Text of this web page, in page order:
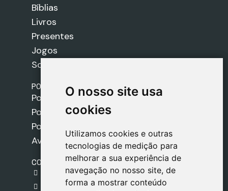
O nosso site usa
cookies
Utilizamos cookies e outras
tecnologias de medição para
melhorar a sua experiência de
navegação no nosso site, de
forma a mostrar conteúdo
O nosso site usa
cookies
Utilizamos cookies e outras
tecnologias de medição para
melhorar a sua experiência de
navegação no nosso site, de
forma a mostrar conteúdo
Bíblias
Livros
Presentes
Jogos
Sobre nós
POLÍTICAS
Política de Envios
Política de Cookies
Política de Privacidade
Aviso Legal
CONTACTO
gestion@safeliz.com
C. del Pradillo, 6, 28770 Colmenar Viejo,